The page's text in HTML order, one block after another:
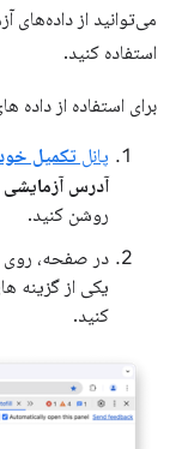
می‌توانید از داده‌های
استفاده کنید.
برای استفاده از داده
پانل تکمیل
آدرس آزمایشی
روشن کنید.
در صفحه، روی
یکی از گزینه
کنید.